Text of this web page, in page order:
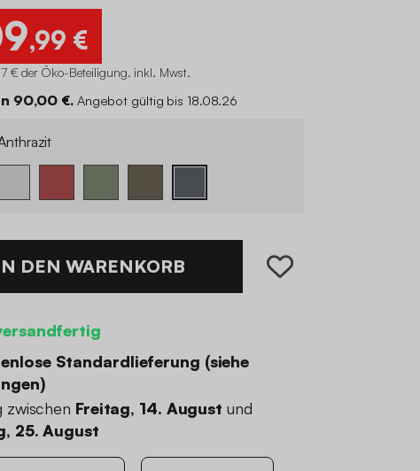
,99 €
€ der Öko-Beteiligung. inkl. Mwst.
90,00 €. Angebot gültig bis 18.08.26
DEN WARENKORB
Standardlieferung (siehe
)
zwischen Freitag, 14. August und
25. August